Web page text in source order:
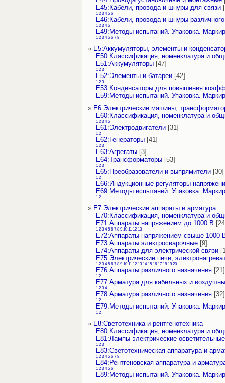
Е45:Кабели, провода и шнуры для связи
1 2 3 4 5 6
Е46:Кабели, провода и шнуры
1 2 3 4 5
Е49:Методы испытаний. Упаковка.
1 2 3 4 5 6 7 8
» Е5:Аккумуляторы, элементы и
Е50:Классификация, номенклатура и
Е51:Аккумуляторы [47]
1 2 3
Е52:Элементы и батареи [42]
1 2 3
Е53:Конденсаторы для повышения
Е59:Методы испытаний. Упаковка.
» Е6:Электрические машины,
Е60:Классификация, номенклатура и
1 2 3 4 5
Е61:Электродвигатели [31]
1 2
Е62:Генераторы [41]
1 2 3
Е63:Агрегаты [3]
Е64:Трансформаторы [53]
1 2 3
Е65:Преобразователи и выпрямители [30]
1 2
Е66:Индукционные регуляторы
Е69:Методы испытаний. Упаковка.
1 2
» Е7:Электрические аппараты и арматура
Е70:Классификация, номенклатура и
Е71:Аппараты напряжением до 1000 В
1 2 3 4 5 6 7 8 9 10 11 12 13
Е72:Аппараты напряжением свыше 1000
Е73:Аппараты электросварочные [9]
Е74:Аппараты для электрической связи
Е75:Электрические печи,
1 2 3 4 5 6 7 8 9 10 11 12 13 14 15 16 17 18 19 20
Е76:Аппараты различного назначения [21]
1 2
Е77:Арматура для кабельных и
1 2 3 4
Е78:Арматура различного назначения [32]
1 2
Е79:Методы испытаний. Упаковка.
1 2
» Е8:Светотехника и рентгенотехника
Е80:Классификация, номенклатура и
Е81:Лампы электрические осветительные
1 2 3
Е83:Светотехническая аппаратура и
1 2 3 4 5 6 7 8
Е84:Рентгеновская аппаратура и
1 2 3 4 5 6
Е89:Методы испытаний. Упаковка.